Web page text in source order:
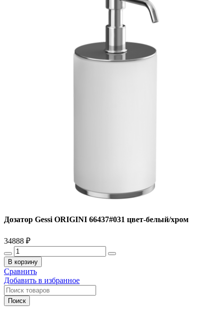
Дозатор Gessi ORIGINI 66437#031 цвет-белый/хром
34888 ₽
Количество
товара
Дозатор
Gessi
ORIGINI
66437#031
цвет-
В корзину
Сравнить
Добавить в избранное
Поиск